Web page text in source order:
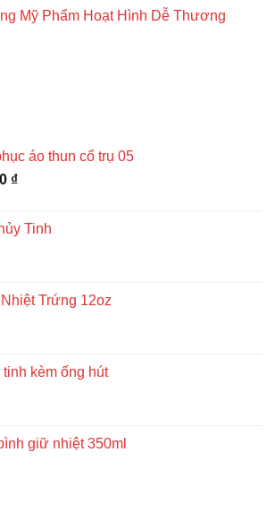
Mỹ Phẩm Hoạt Hình Dễ Thương
áo thun cổ trụ 05
₫
Tinh
Trứng 12oz
tinh kèm ống hút
giữ nhiệt 350ml